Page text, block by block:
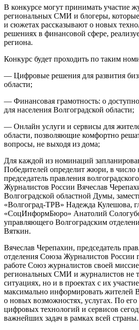
В конкурсе могут принимать участие
региональных СМИ и блогеры,
и сюжетах рассказывают о новых
решениях в финансовой сфере,
региона.
Конкурс будет проходить по таким
— Цифровые решения для развития
области;
— Финансовая грамотность: о
для населения Волгоградской области;
— Онлайн услуги и сервисы для
области, позволяющие комфортно
вопросы, не выходя из дома;
Для каждой из номинаций
Победителей определит жюри, в число
председатель правления
Журналистов России Вячеслав
Волгоградской областной Думы,
«Волгоград-ТРВ» Надежда Кулешова,
«СоцИнформБюро» Анатолий
управляющего Волгоградским
Вяткин.
Вячеслав Черепахин, председатель
отделения Союза Журналистов России
работе Союз журналистов своей
региональных СМИ и журналистов не
ситуациях, но и в проектах с их
максимально информировать жителей
о новых возможностях, услугах. По
цифровых технологий и сервисов
важнейших задач в рамках всей страны.